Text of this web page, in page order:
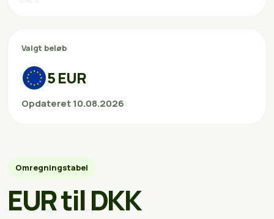
Valgt beløb
5 EUR
Opdateret 10.08.2026
Omregningstabel
EUR til DKK